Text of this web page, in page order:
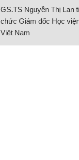
GS.TS Nguyễn Thị Lan
chức Giám đốc Học
Việt Nam